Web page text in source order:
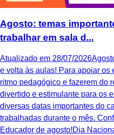
Agosto: temas
trabalhar em sala d...
Atualizado em 28/07/
e volta às aulas! Para apoiar os
ritmo pedagógico e fazerem do
divertido e estimulante para os
diversas datas importantes do
trabalhadas durante o mês.
Educador de agosto!Dia